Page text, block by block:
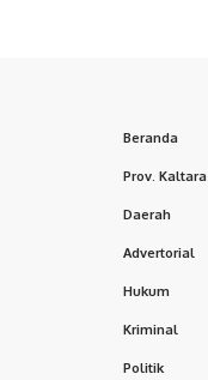
Beranda
Prov. Kaltara
Daerah
Advertorial
Hukum
Kriminal
Politik